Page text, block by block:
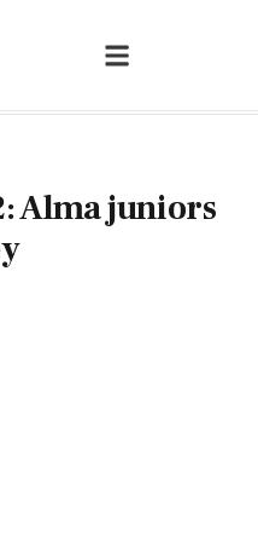
Alma juniors